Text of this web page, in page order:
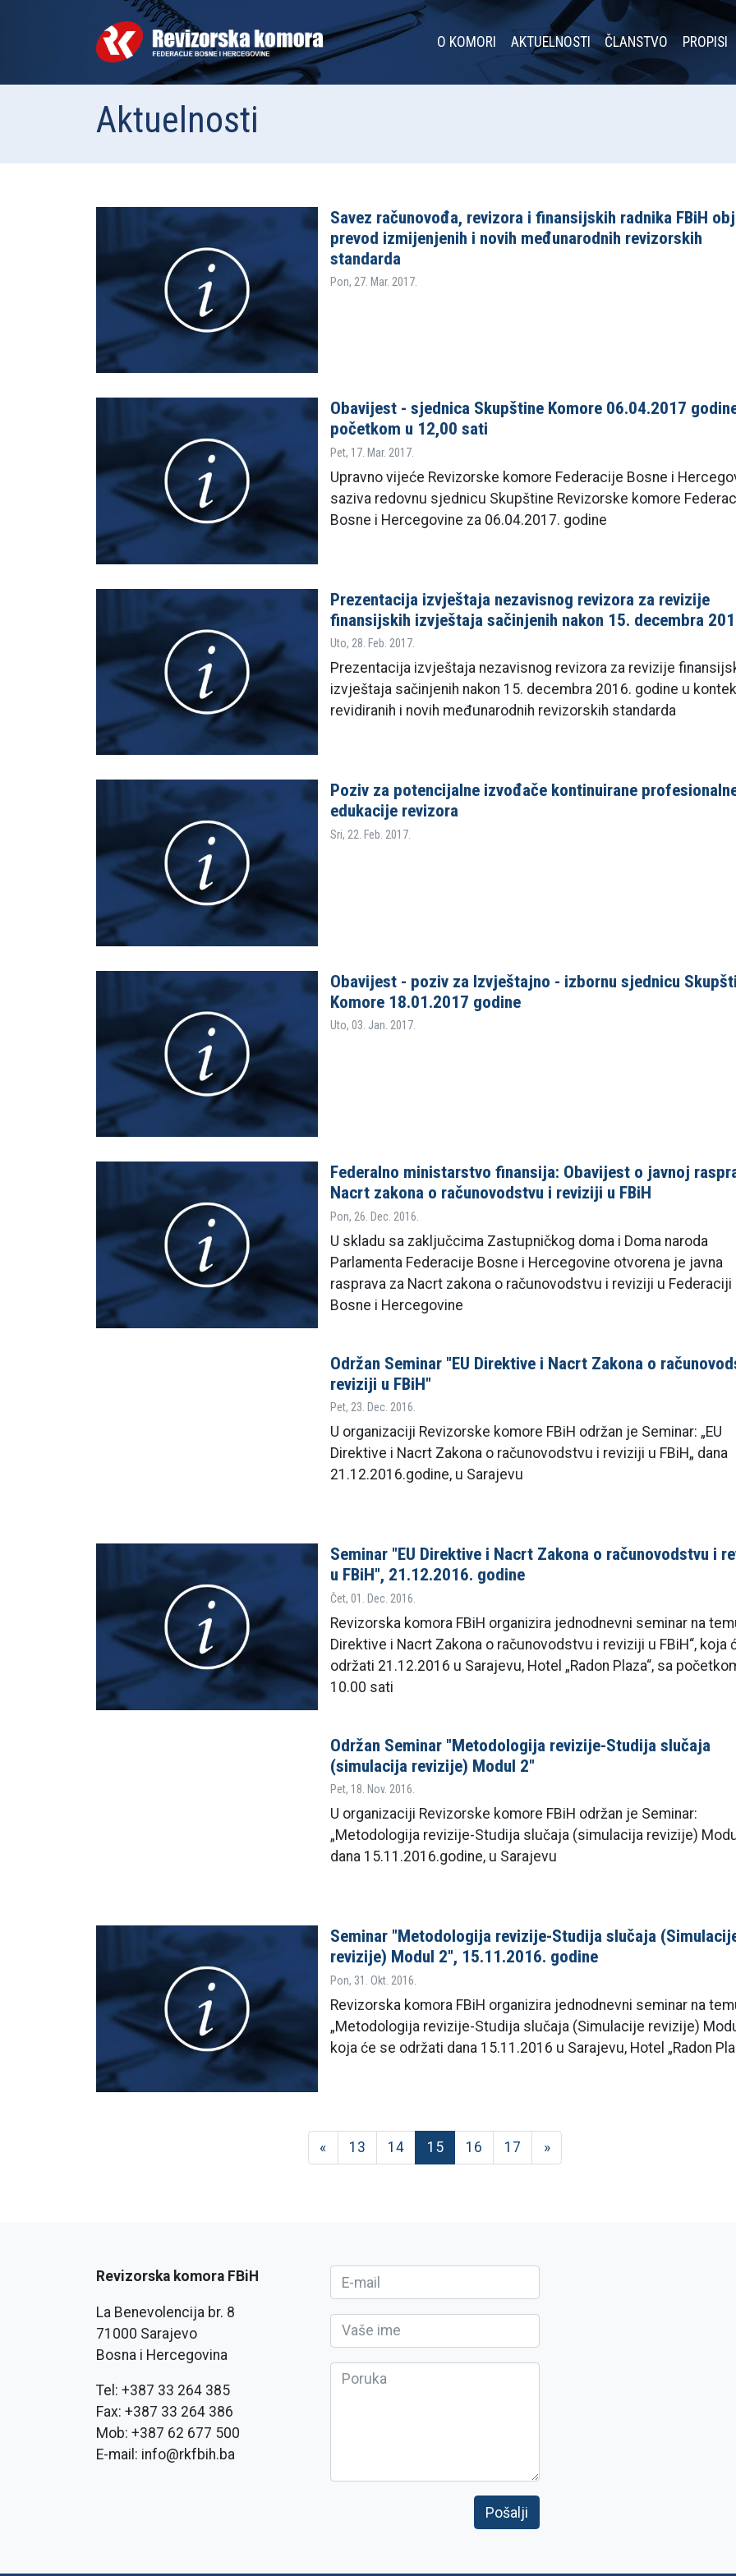
O KOMORI AKTUELNOSTI ČLANSTVO PROPISI
Aktuelnosti
Savez računovođa, revizora i finansijskih radnika FBiH
prevod izmijenjenih i novih međunarodnih revizorskih
standarda
Pon, 27. Mar. 2017.
Obavijest - sjednica Skupštine Komore 06.04.2017
početkom u 12,00 sati
Pet, 17. Mar. 2017.
Upravno vijeće Revizorske komore Federacije Bosne i
saziva redovnu sjednicu Skupštine Revizorske komore
Bosne i Hercegovine za 06.04.2017. godine
Prezentacija izvještaja nezavisnog revizora za revizije
finansijskih izvještaja sačinjenih nakon 15. decembra
Uto, 28. Feb. 2017.
Prezentacija izvještaja nezavisnog revizora za revizije
izvještaja sačinjenih nakon 15. decembra 2016. godine u
revidiranih i novih međunarodnih revizorskih standarda
Poziv za potencijalne izvođače kontinuirane
edukacije revizora
Sri, 22. Feb. 2017.
Obavijest - poziv za Izvještajno - izbornu sjednicu
Komore 18.01.2017 godine
Uto, 03. Jan. 2017.
Federalno ministarstvo finansija: Obavijest o javnoj
Nacrt zakona o računovodstvu i reviziji u FBiH
Pon, 26. Dec. 2016.
U skladu sa zaključcima Zastupničkog doma i Doma naroda
Parlamenta Federacije Bosne i Hercegovine otvorena je javna
rasprava za Nacrt zakona o računovodstvu i reviziji u Federaciji
Bosne i Hercegovine
Održan Seminar "EU Direktive i Nacrt Zakona o
reviziji u FBiH"
Pet, 23. Dec. 2016.
U organizaciji Revizorske komore FBiH održan je Seminar: „EU
Direktive i Nacrt Zakona o računovodstvu i reviziji u FBiH„ dana
21.12.2016.godine, u Sarajevu
Seminar "EU Direktive i Nacrt Zakona o računovodstvu i
u FBiH", 21.12.2016. godine
Čet, 01. Dec. 2016.
Revizorska komora FBiH organizira jednodnevni seminar na
Direktive i Nacrt Zakona o računovodstvu i reviziji u FBiH“, koja
održati 21.12.2016 u Sarajevu, Hotel „Radon Plaza“, sa
10.00 sati
Održan Seminar "Metodologija revizije-Studija slučaja
(simulacija revizije) Modul 2"
Pet, 18. Nov. 2016.
U organizaciji Revizorske komore FBiH održan je Seminar:
„Metodologija revizije-Studija slučaja (simulacija revizije)
dana 15.11.2016.godine, u Sarajevu
Seminar "Metodologija revizije-Studija slučaja
revizije) Modul 2", 15.11.2016. godine
Pon, 31. Okt. 2016.
Revizorska komora FBiH organizira jednodnevni seminar na
„Metodologija revizije-Studija slučaja (Simulacije revizije)
koja će se održati dana 15.11.2016 u Sarajevu, Hotel „Radon
« 13 14 15 16 17 »
Revizorska komora FBiH
La Benevolencija br. 8
71000 Sarajevo
Bosna i Hercegovina
Tel: +387 33 264 385
Fax: +387 33 264 386
Mob: +387 62 677 500
E-mail: info@rkfbih.ba
Pošalji